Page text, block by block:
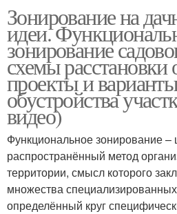
Зонирование на
идеи.
зонирование
схемы расстановки
проекты и
обустройства
видео)
Функциональное зонирование –
распространённый метод
территории, смысл которого
множества
определённый круг